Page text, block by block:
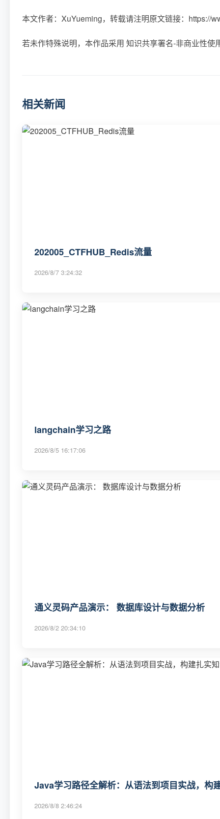
本文作者：XuYueming，转载请注明原文链接：https://
若未作特殊说明，本作品采用 知识共享署名-非商业性使
相关新闻
202005_CTFHUB_Redis流量
2026/8/7 3:24:32
langchain学习之路
2026/8/5 16:17:06
通义灵码产品演示： 数据库设计与数据分析
2026/8/2 20:34:10
Java学习路径全解析：从语法到项目实战，构
2026/8/8 2:46:24